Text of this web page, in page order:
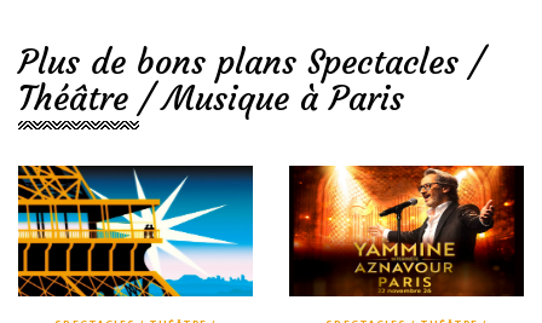
Plus de bons plans Spectacles /
Théâtre / Musique à Paris